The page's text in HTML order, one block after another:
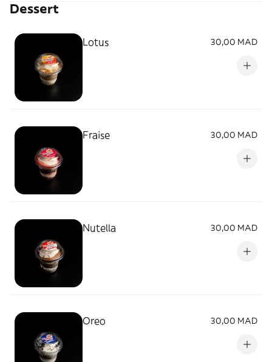
Dessert
Lotus 30,00 MAD
Fraise 30,00 MAD
Nutella 30,00 MAD
Oreo 30,00 MAD